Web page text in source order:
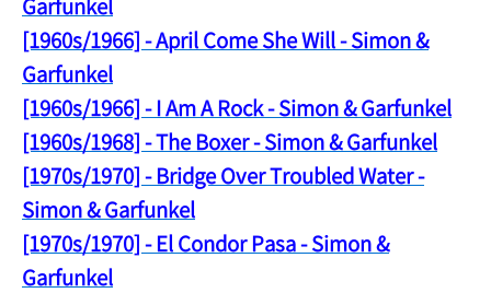
[1960s/1966] - April Come She Will - Simon &
Garfunkel
[1960s/1966] - I Am A Rock - Simon & Garfunkel
[1960s/1968] - The Boxer - Simon & Garfunkel
[1970s/1970] - Bridge Over Troubled Water -
Simon & Garfunkel
[1970s/1970] - El Condor Pasa - Simon &
Garfunkel